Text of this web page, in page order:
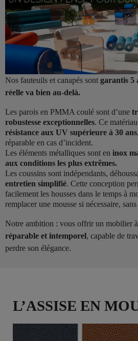
Nos fauteuils et canapés sont garantis 5
réelle va bien au-delà.
Les parois en PMMA coulé sont d’une
robustesse exceptionnelles. Ce
résistance aux UV supérieure à 30 ans
réparable en cas d’incident.
Les éléments métalliques sont en inox
aux conditions les plus extrêmes.
Les coussins sont indépendants,
entretien simplifié. Cette conception
facilement les housses dans le temps à
remplacer une mousse si nécessaire,
Notre ambition : vous offrir un mobilier
réparable et intemporel, capable de
perdre son élégance.
L’ASSISE EN